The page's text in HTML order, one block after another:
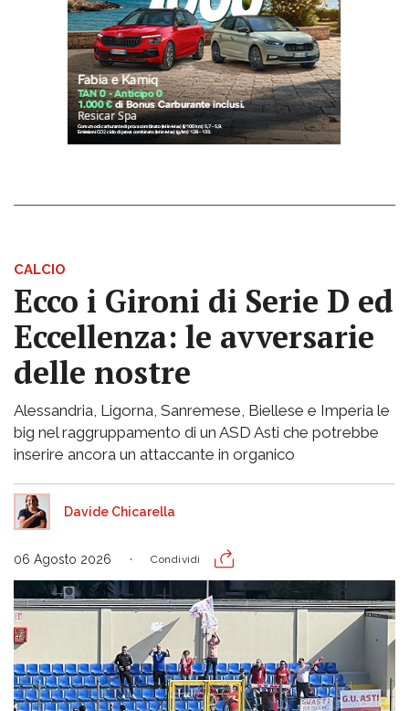
CALCIO
Ecco i Gironi di Serie D ed
Eccellenza: le avversarie
delle nostre
Alessandria, Ligorna, Sanremese, Biellese e Imperia le
big nel raggruppamento di un ASD Asti che potrebbe
inserire ancora un attaccante in organico
Davide Chicarella
06 Agosto 2026 Condividi